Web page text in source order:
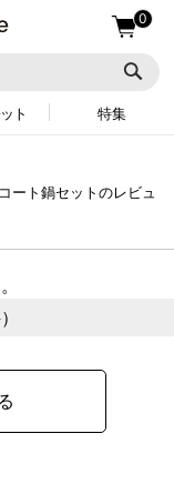
0
ト 特集
ート鍋セットのレビュ